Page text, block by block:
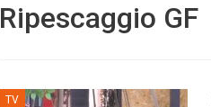
Ripescaggio GF
TV